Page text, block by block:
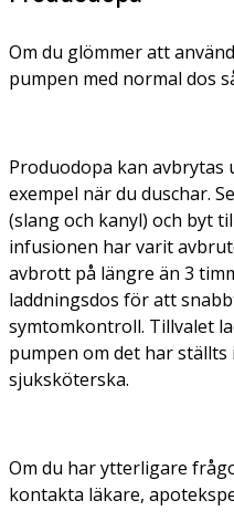
Om du glömmer att
pumpen med normal dos
Produodopa kan
exempel när du duschar.
(slang och kanyl) och byt
infusionen har varit
avbrott på längre än 3
laddningsdos för att
symtomkontroll. Tillvalet
pumpen om det har ställts
sjuksköterska.
Om du har ytterligare
kontakta läkare,